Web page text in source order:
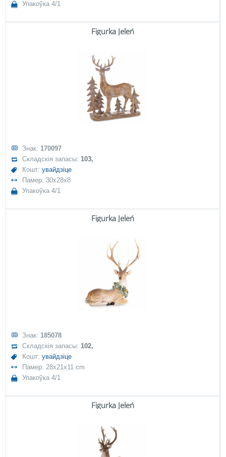
Упакоўка 4/1
Figurka Jeleń
Знак: 170097
Складскія запасы:103,
Кошт:увайдзіце
Памер: 30x28x8
Упакоўка 4/1
Figurka Jeleń
Знак: 185078
Складскія запасы:102,
Кошт:увайдзіце
Памер: 28x21x11 cm
Упакоўка 4/1
Figurka Jeleń